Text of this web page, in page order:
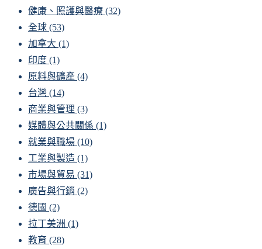
健康、照護與醫療 (32)
全球 (53)
加拿大 (1)
印度 (1)
原料與礦產 (4)
台灣 (14)
商業與管理 (3)
媒體與公共關係 (1)
就業與職場 (10)
工業與製造 (1)
市場與貿易 (31)
廣告與行銷 (2)
德國 (2)
拉丁美洲 (1)
教育 (28)